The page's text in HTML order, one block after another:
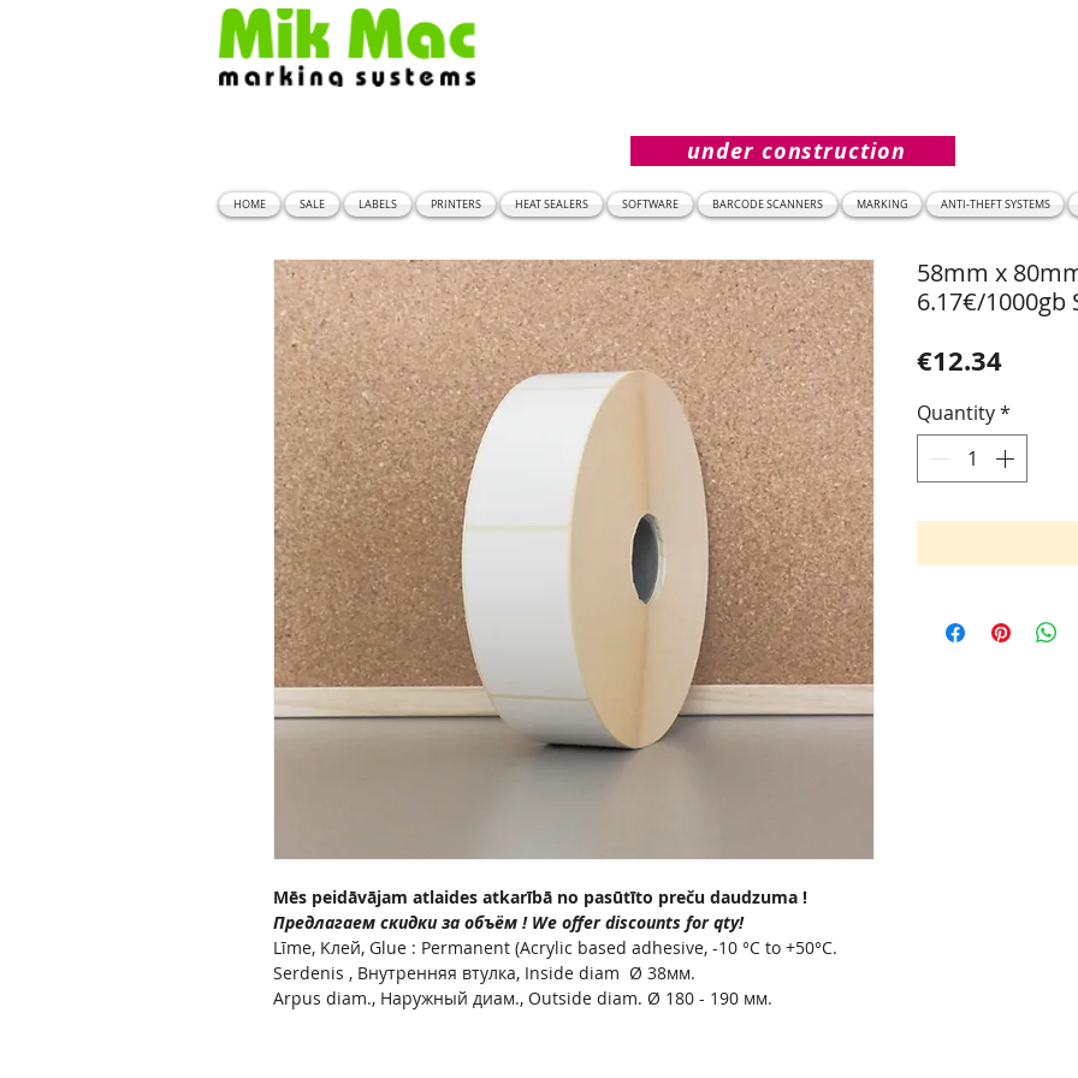
under construction
HOME SALE LABELS PRINTERS HEAT SEALERS SOFTWARE BARCODE SCANNERS MARKING ANTI-THEFT SYSTEMS
Mēs peidāvājam atlaides atkarībā no pasūtīto preču daudzuma !
Предлагаем скидки за объём ! We offer discounts for qty!
Līme, Kлей, Glue : Permanent (Acrylic based adhesive, -10 °C to +50°C.
Serdenis , Внутренняя втулка, Inside diam Ø 38мм.
Arpus diam., Наружный диам., Outside diam. Ø 180 - 190 мм.
58mm x
6.17€/1000gb
€12.34Price
Quantity*